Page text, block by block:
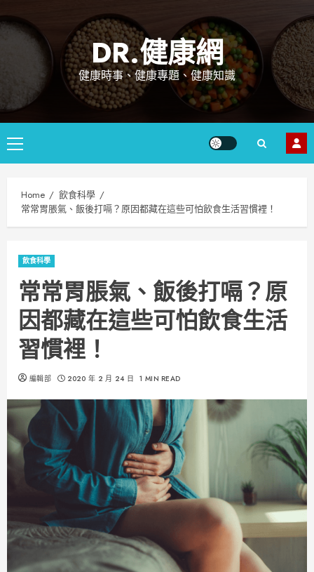
to
content
DR.健康網
健康時事、健康專題、健康知識
Primary
Menu
Home
飲食科學
常常胃脹氣、飯後打嗝？原因都藏在這些可怕飲食生活習慣裡！
飲食科學
常常胃脹氣、飯後打嗝？原
因都藏在這些可怕飲食生活
習慣裡！
編輯部 2020 年 2 月 24 日 1 MIN READ